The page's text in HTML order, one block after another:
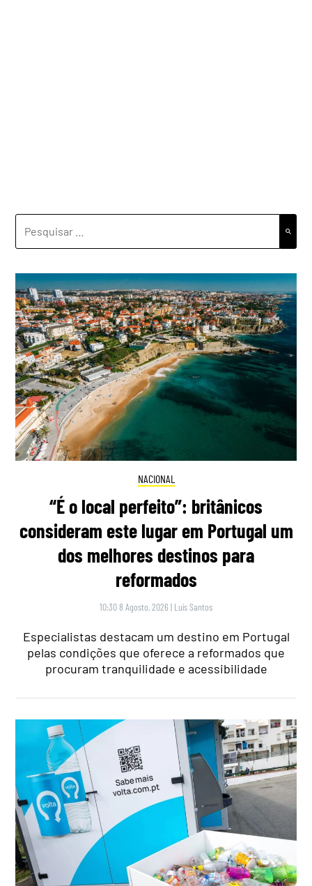
NACIONAL
“É o local perfeito”: britânicos
consideram este lugar em Portugal um
dos melhores destinos para
reformados
10:30 8 Agosto, 2026 | Luís Santos
Especialistas destacam um destino em Portugal
pelas condições que oferece a reformados que
procuram tranquilidade e acessibilidade